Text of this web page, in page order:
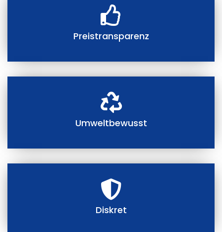
Preistransparenz
Umweltbewusst
Diskret